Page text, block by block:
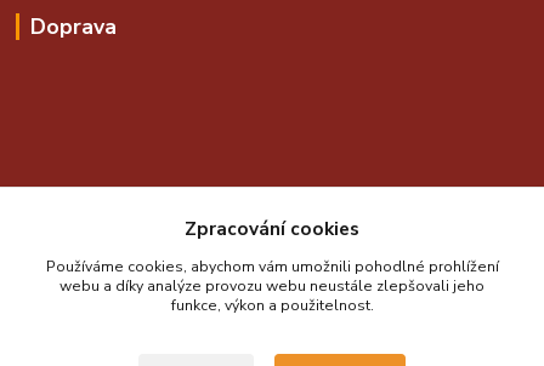
Doprava
Zpracování cookies
Používáme cookies, abychom vám umožnili pohodlné prohlížení
webu a díky analýze provozu webu neustále zlepšovali jeho
funkce, výkon a použitelnost.